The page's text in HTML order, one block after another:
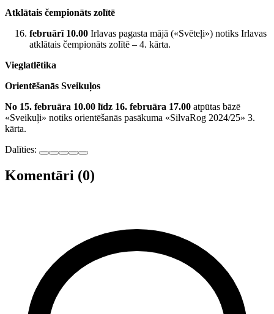
Atklātais čempionāts zolītē
februārī 10.00 Irlavas pagasta mājā («Svēteļi») notiks Irlavas
atklātais čempionāts zolītē – 4. kārta.
Vieglatlētika
Orientēšanās Sveikuļos
No 15. februāra 10.00 līdz 16. februāra 17.00 atpūtas bāzē
«Sveikuļi» notiks orientēšanās pasākuma «SilvaRog 2024/25» 3.
kārta.
Dalīties:
Komentāri (0)